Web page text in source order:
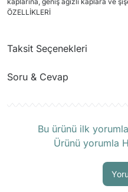
ÖZELLİKLERİ
Taksit Seçenekleri
Soru & Cevap
Bu ürünü ilk
Ürünü yorumla